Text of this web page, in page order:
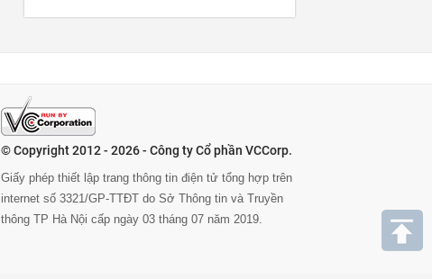
© Copyright 2012 - 2026 - Công ty Cổ phần VCCorp.
Giấy phép thiết lập trang thông tin điện tử tổng hợp trên
internet số 3321/GP-TTĐT do Sở Thông tin và Truyền
thông TP Hà Nội cấp ngày 03 tháng 07 năm 2019.